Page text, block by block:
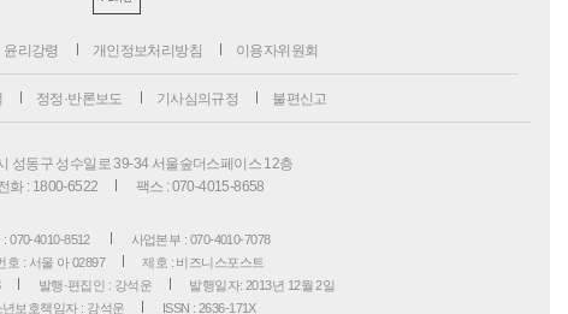
윤리강령 개인정보처리방침 이용자위원회
정정·반론보도 기사심의규정 불편신고
성동구 성수일로 39-34 서울숲더스페이스 12층
화 : 1800-6522
팩스 : 070-4015-8658
070-4010-8512
사업본부 : 070-4010-7078
호 : 서울 아 02897
제호 : 비즈니스포스트
발행·편집인 : 강석운
발행일자: 2013년 12월 2일
년보호책임자 : 강석운
ISSN : 2636-171X